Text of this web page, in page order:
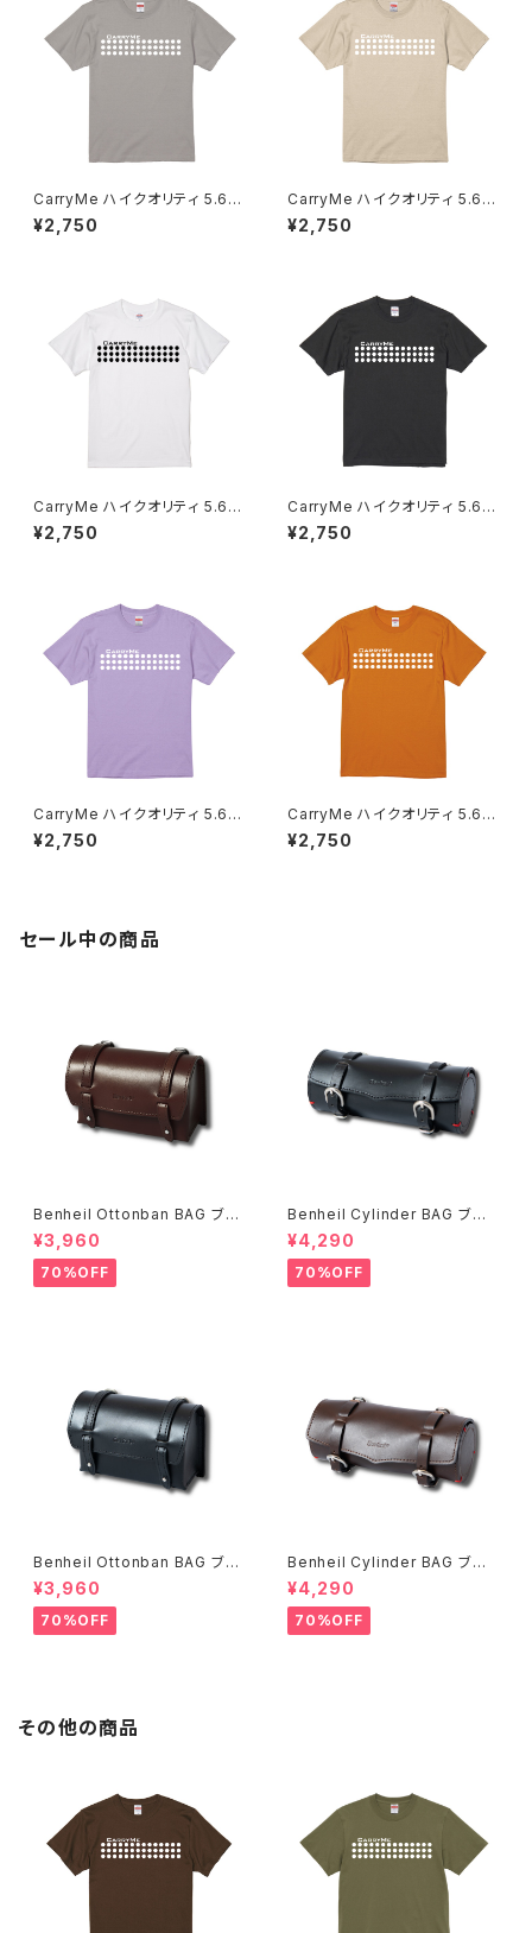
CarryMe ハイクオリティ 5.6o
z Tシャツ マットルナグレー
¥2,750
CarryMe ハイクオリティ 5.6o
z Tシャツ キャメルブラウン
¥2,750
CarryMe ハイクオリティ 5.6o
z Tシャツ ホワイト
¥2,750
CarryMe ハイクオリティ 5.6o
z Tシャツ グラファイト
¥2,750
CarryMe ハイクオリティ 5.6o
z Tシャツ スミレ
¥2,750
CarryMe ハイクオリティ 5.6o
z Tシャツ オレンジ
¥2,750
セール中の商品
Benheil Ottonban BAG ブラ
ウン
¥3,960
70%OFF
Benheil Cylinder BAG ブラッ
ク
¥4,290
70%OFF
Benheil Ottonban BAG ブラ
ック
¥3,960
70%OFF
Benheil Cylinder BAG ブラ
ウン
¥4,290
70%OFF
その他の商品